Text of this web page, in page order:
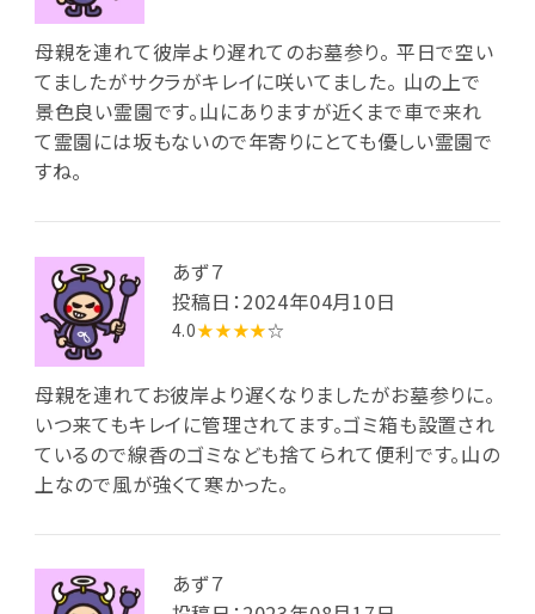
母親を連れて彼岸より遅れてのお墓参り。 平日で空い
てましたがサクラがキレイに咲いてました。 山の上で
景色良い霊園です。山にありますが近くまで車で来れ
て霊園には坂もないので年寄りにとても優しい霊園で
すね。
あず７
投稿日：2024年04月10日
4.0★★★★☆
母親を連れてお彼岸より遅くなりましたがお墓参りに。
いつ来てもキレイに管理されてます。ゴミ箱も設置され
ているので線香のゴミなども捨てられて便利です。山の
上なので風が強くて寒かった。
あず７